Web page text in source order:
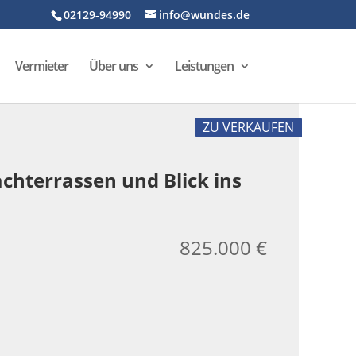
02129-94990 info@wundes.de
Vermieter Über uns Leistungen
ZU VERKAUFEN
und Blick ins
825.000 €